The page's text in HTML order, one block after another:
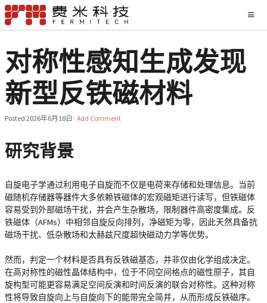
对称性感知生成发现
新型反铁磁材料
Posted 2026年6月18日 · Add Comment
研究背景
自旋电子学通过利用电子自旋而不仅是电荷来存储和处理信息。当前
磁随机存储器等器件大多依赖铁磁体的宏观磁矩进行读写，但铁磁体
容易受到外部磁场干扰，并会产生杂散场，限制器件高密度集成。反
铁磁体（AFMs）中相邻自旋反向排列，净磁矩为零，因此天然具备抗
磁场干扰、低杂散场和太赫兹尺度超快磁动力学等优势。
然而，判定一个材料是否具有反铁磁基态，并非仅由化学组成决定。
在高对称性的磁性晶体结构中，位于不同空间格点的磁性原子，其自
旋构型可能更容易满足空间反演和时间反演的联合对称性。这种对称
性将导致自旋向上与自旋向下的能带完全简并，从而形成反铁磁序。